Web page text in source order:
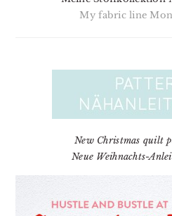
My fabric line
New Christmas quilt
Neue Weihnachts-